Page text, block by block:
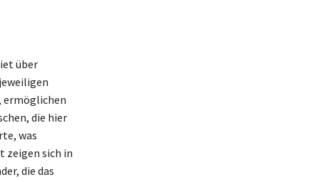
über
ermöglichen
die hier
was
zeigen sich in
die das